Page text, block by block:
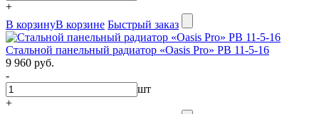
+
В корзинуВ корзине Быстрый заказ
Стальной панельный радиатор «Oasis Pro» PB 11-5-16
9 960 руб.
-
шт
+